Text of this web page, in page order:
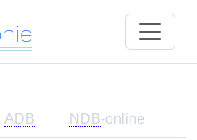
ADB NDB-online